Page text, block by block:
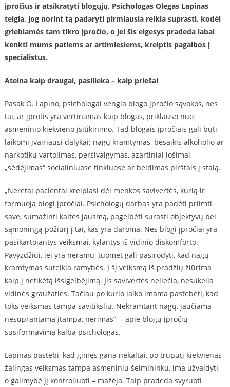
įpročius ir atsikratyti blogųjų. Psichologas Olegas Lapinas
teigia, jog norint tą padaryti pirmiausia reikia suprasti, kodėl
griebiamės tam tikro įpročio, o jei šis elgesys pradeda labai
kenkti mums patiems ar artimiesiems, kreiptis pagalbos į
specialistus.
Ateina kaip draugai, pasilieka – kaip priešai
Pasak O. Lapino, psichologai vengia blogo įpročio sąvokos, nes
tai, ar įprotis yra vertinamas kaip blogas, priklauso nuo
asmeninio kiekvieno įsitikinimo. Tad blogais įpročiais gali būti
laikomi įvairiausi dalykai: nagų kramtymas, besaikis alkoholio ar
narkotikų vartojimas, persivalgymas, azartiniai lošimai,
„sėdėjimas“ socialiniuose tinkluose ar beldimas pirštais į stalą.
„Neretai pacientai kreipiasi dėl menkos savivertės, kurią ir
formuoja blogi įpročiai. Psichologų darbas yra padėti priimti
save, sumažinti kaltės jausmą, pagelbėti surasti objektyvų bei
sąmoningą požiūrį į tai, kas yra daroma. Nes blogi įpročiai yra
pasikartojantys veiksmai, kylantys iš vidinio diskomforto.
Pavyzdžiui, jei yra neramu, tuomet gali pasirodyti, kad nagų
kramtymas suteikia ramybės. Į šį veiksmą iš pradžių žiūrima
kaip į netikėtą išsigelbėjimą. Jis savivertės neliečia, nesukelia
vidinės graužaties. Tačiau po kurio laiko imama pastebėti, kad
toks veiksmas tampa savitiksliu. Nekramtant nagų, jaučiama
nesuprantama įtampa, nerimas“, – apie blogų įpročių
susiformavimą kalba psichologas.
Lapinas pastebi, kad gimęs gana nekaltai, po truputį kiekvienas
žalingas veiksmas tampa asmeniniu šeimininku, ima užvaldyti,
o galimybė jį kontroliuoti – mažėja. Taip pradeda svyruoti